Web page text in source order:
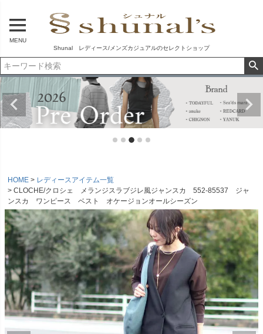
MENU
Shunal レディース/メンズカジュアルのセレクトショップ
HOME
レディースアイテム一覧
CLOCHE/クロシェ メランジスラブジレ風ジャンスカ 552-85537 ジャ
ンスカ ワンピース ベスト オケージョンオールシーズン